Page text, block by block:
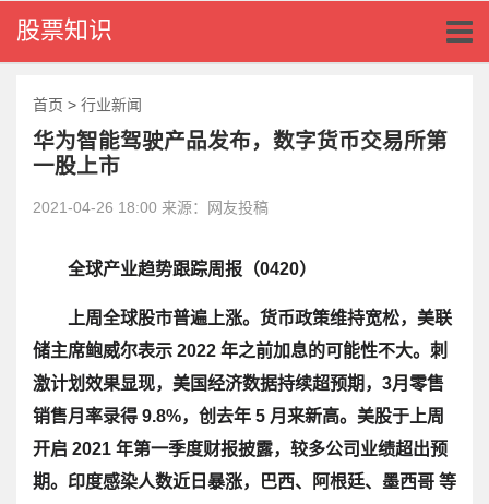
股票知识
首页 > 行业新闻
华为智能驾驶产品发布，数字货币交易所第
一股上市
2021-04-26 18:00 来源：网友投稿
全球产业趋势跟踪周报（0420）
上周全球股市普遍上涨。货币政策维持宽松，美联
储主席鲍威尔表示 2022 年之前加息的可能性不大。刺
激计划效果显现，美国经济数据持续超预期，3月零售
销售月率录得 9.8%，创去年 5 月来新高。美股于上周
开启 2021 年第一季度财报披露，较多公司业绩超出预
期。印度感染人数近日暴涨，巴西、阿根廷、墨西哥 等